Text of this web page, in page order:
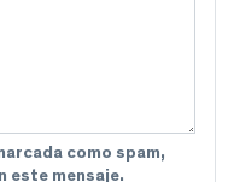
como spam,
este mensaje.